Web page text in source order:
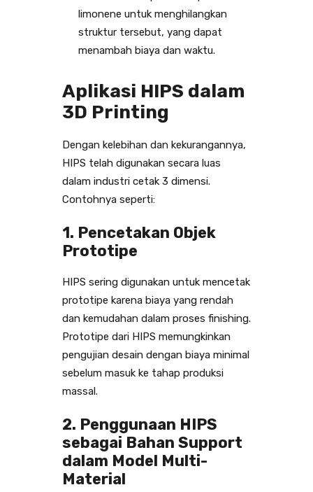
limonene untuk menghilangkan
struktur tersebut, yang dapat
menambah biaya dan waktu.
Aplikasi HIPS dalam
3D Printing
Dengan kelebihan dan kekurangannya,
HIPS telah digunakan secara luas
dalam industri cetak 3 dimensi.
Contohnya seperti:
1. Pencetakan Objek
Prototipe
HIPS sering digunakan untuk mencetak
prototipe karena biaya yang rendah
dan kemudahan dalam proses finishing.
Prototipe dari HIPS memungkinkan
pengujian desain dengan biaya minimal
sebelum masuk ke tahap produksi
massal.
2. Penggunaan HIPS
sebagai Bahan Support
dalam Model Multi-
Material